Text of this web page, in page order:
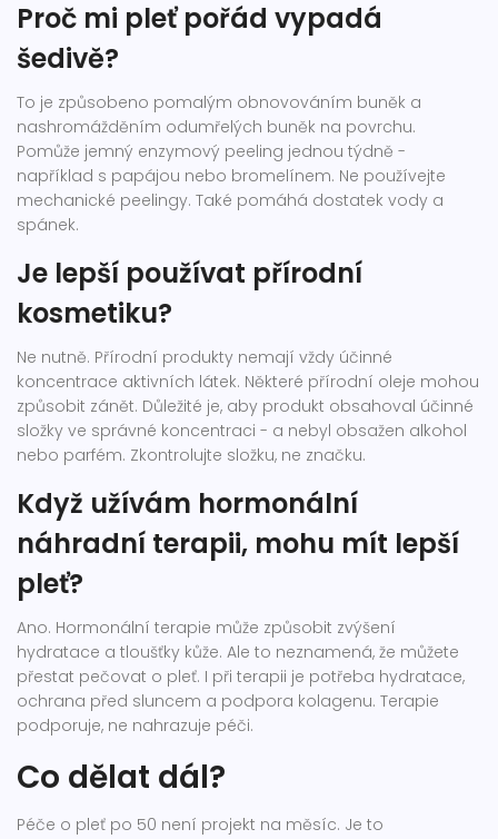
Proč mi pleť pořád vypadá
šedivě?
To je způsobeno pomalým obnovováním buněk a
nashromážděním odumřelých buněk na povrchu.
Pomůže jemný enzymový peeling jednou týdně -
například s papájou nebo bromelínem. Ne používejte
mechanické peelingy. Také pomáhá dostatek vody a
spánek.
Je lepší používat přírodní
kosmetiku?
Ne nutně. Přírodní produkty nemají vždy účinné
koncentrace aktivních látek. Některé přírodní oleje mohou
způsobit zánět. Důležité je, aby produkt obsahoval účinné
složky ve správné koncentraci - a nebyl obsažen alkohol
nebo parfém. Zkontrolujte složku, ne značku.
Když užívám hormonální
náhradní terapii, mohu mít lepší
pleť?
Ano. Hormonální terapie může způsobit zvýšení
hydratace a tloušťky kůže. Ale to neznamená, že můžete
přestat pečovat o pleť. I při terapii je potřeba hydratace,
ochrana před sluncem a podpora kolagenu. Terapie
podporuje, ne nahrazuje péči.
Co dělat dál?
Péče o pleť po 50 není projekt na měsíc. Je to